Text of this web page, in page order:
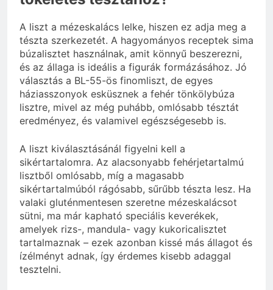
A liszt a mézeskalács lelke, hiszen ez adja meg a
tészta szerkezetét. A hagyományos receptek sima
búzalisztet használnak, amit könnyű beszerezni,
és az állaga is ideális a figurák formázásához. Jó
választás a BL-55-ös finomliszt, de egyes
háziasszonyok esküsznek a fehér tönkölybúza
lisztre, mivel az még puhább, omlósabb tésztát
eredményez, és valamivel egészségesebb is.
A liszt kiválasztásánál figyelni kell a
sikértartalomra. Az alacsonyabb fehérjetartalmú
lisztből omlósabb, míg a magasabb
sikértartalmúból rágósabb, sűrűbb tészta lesz. Ha
valaki gluténmentesen szeretne mézeskalácsot
sütni, ma már kapható speciális keverékek,
amelyek rizs-, mandula- vagy kukoricalisztet
tartalmaznak – ezek azonban kissé más állagot és
ízélményt adnak, így érdemes kisebb adaggal
tesztelni.